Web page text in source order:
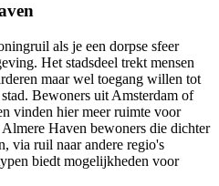
als je een dorpse sfeer
Het stadsdeel trekt mensen
maar wel toegang willen tot
Bewoners uit Amsterdam of
vinden hier meer ruimte voor
Haven bewoners die dichter
via ruil naar andere regio's
biedt mogelijkheden voor